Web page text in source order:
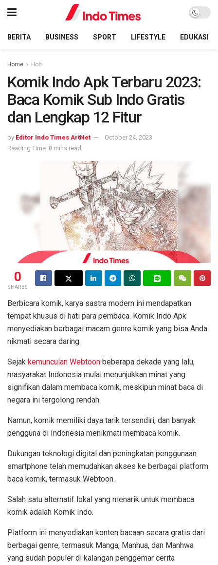
BERITA BUSINESS SPORT LIFESTYLE EDUKASI
Home Hobi
Komik Indo Apk Terbaru 2023:
Baca Komik Sub Indo Gratis
dan Lengkap 12 Fitur
by Editor Indo Times ArtNet
October 24, 2023
Reading Time: 8 mins read
0
SHARES
Berbicara komik, karya sastra modern ini mendapatkan
tempat khusus di hati para pembaca. Komik Indo Apk
menyediakan berbagai macam genre komik yang bisa Anda
nikmati secara daring.
Sejak kemunculan Webtoon beberapa dekade yang lalu,
masyarakat Indonesia mulai menunjukkan minat yang
signifikan dalam membaca komik, meskipun minat baca di
negara ini tergolong rendah.
Namun, komik memiliki daya tarik tersendiri, dan banyak
pengguna di Indonesia menikmati membaca komik.
Dukungan teknologi digital dan peningkatan penggunaan
smartphone telah memudahkan akses ke berbagai platform
baca komik, termasuk Webtoon.
Salah satu alternatif lokal yang menarik untuk membaca
komik adalah Komik Indo.
Platform ini menyediakan konten bacaan secara gratis dari
berbagai genre, termasuk Manga, Manhua, dan Manhwa
yang sudah populer di kalangan penggemar cerita